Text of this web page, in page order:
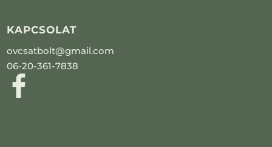
KAPCSOLAT
ovcsatbolt@gmail.com
06-20-361-7838